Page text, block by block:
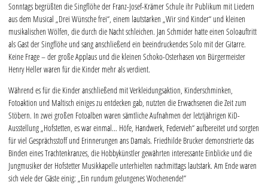
Sonntags begrüßten die Singflöhe der Franz-Josef-Krämer Schule ihr Publikum mit Liedern
aus dem Musical „Drei Wünsche frei“, einem lautstarken „Wir sind Kinder“ und kleinen
musikalischen Wölfen, die durch die Nacht schleichen. Jan Schmider hatte einen Soloauftritt
als Gast der Singflöhe und sang anschließend ein beeindruckendes Solo mit der Gitarre.
Keine Frage – der große Applaus und die kleinen Schoko-Osterhasen von Bürgermeister
Henry Heller waren für die Kinder mehr als verdient.
Während es für die Kinder anschließend mit Verkleidungsaktion, Kinderschminken,
Fotoaktion und Maltisch einiges zu entdecken gab, nutzten die Erwachsenen die Zeit zum
Stöbern. In zwei großen Fotoalben waren sämtliche Aufnahmen der letztjährigen KiD-
Ausstellung „Hofstetten, es war einmal… Höfe, Handwerk, Federvieh“ aufbereitet und sorgten
für viel Gesprächsstoff und Erinnerungen ans Damals. Friedhilde Brucker demonstrierte das
Binden eines Trachtenkranzes, die Hobbykünstler gewährten interessante Einblicke und die
Jungmusiker der Hofstetter Musikkapelle unterhielten nachmittags lautstark. Am Ende waren
sich viele der Gäste einig: „Ein rundum gelungenes Wochenende!“